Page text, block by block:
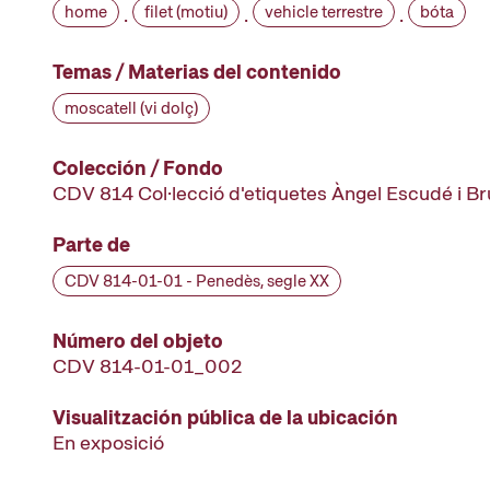
home · filet (motiu) · vehicle terrestre · bóta
Temas / Materias del contenido
moscatell (vi dolç)
Colección / Fondo
CDV 814 Col·lecció d'etiquetes Àngel Escudé i
Parte de
CDV 814-01-01 - Penedès, segle XX
Número del objeto
CDV 814-01-01_002
Visualitzación pública de la ubicación
En exposició